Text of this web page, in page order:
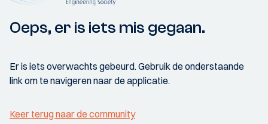
Oeps, er is iets mis gegaan.
Er is iets overwachts gebeurd. Gebruik de onderstaande
link om te navigeren naar de applicatie.
Keer terug naar de community